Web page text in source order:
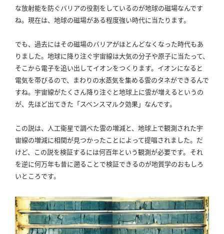
な放射能を防ぐバリアの役割をしているのが地球の磁場なんです
ね。 現在は、地球の磁場がある程度強い時代に当たります。
でも、過去にはその磁場のバリアがほとんどなくなった時代もあ
りました。 地球に降り注ぐ宇宙線は大気の分子や原子に当たって、
そこから電子を追い出してイオンをつくります。 イオンになると
電気を帯びるので、まわりの水蒸気を集める雲のタネができるんで
すね。 宇宙線がたくさん降り注ぐと地球上に雲が増えるというの
が、先ほど出てきた「スベンスマルク効果」なんです。
この説は、人工衛星で調べた雲の増減と、地球上で観測された宇
宙線の増減に相関が見つかったことによって提唱されました。 だ
けど、この説を検証するには何百年という観測が必要です。 それ
を逆に何万年も昔に遡ることで検証できるのが地質学のおもしろ
いところです。